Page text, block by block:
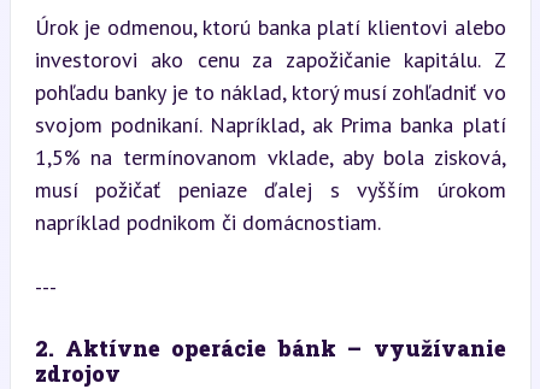
Úrok je odmenou, ktorú banka platí klientovi alebo
investorovi ako cenu za zapožičanie kapitálu. Z
pohľadu banky je to náklad, ktorý musí zohľadniť vo
svojom podnikaní. Napríklad, ak Prima banka platí
1,5% na termínovanom vklade, aby bola zisková,
musí požičať peniaze ďalej s vyšším úrokom
napríklad podnikom či domácnostiam.
---
2. Aktívne operácie bánk – využívanie
zdrojov